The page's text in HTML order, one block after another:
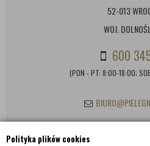
Polityka plików cookies
52-013
WOJ.
600
(PON - PT: 8:00-18:00;